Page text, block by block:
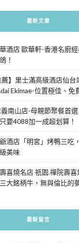
最新文章
酒店 歐華軒-香港名廚
！
薦】里士滿高級酒店仙台
Ekimae-位置極佳、免
義南山店-母親節聚餐首
要4088加一成超划算！
酒店「明宮」烤鴨三吃
美味
喜燒名店 祇園.禪院壽
大銘柄牛，無與倫比的
最新留言